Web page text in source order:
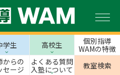
学生 高校生
個別指導
WAMの特徴
からの
セージ
よくある質問
入塾について
教室検索